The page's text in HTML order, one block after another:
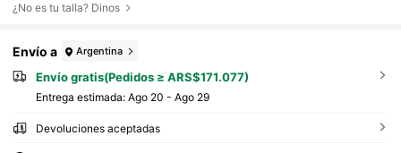
¿No es tu talla? Dinos
Envío a Argentina
Envío gratis(Pedidos ≥ ARS$171.077)
Entrega estimada: Ago 20 - Ago 29
Devoluciones aceptadas